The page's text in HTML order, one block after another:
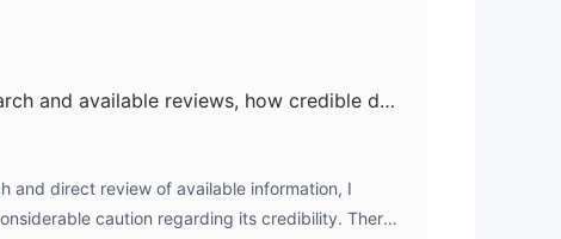
Considering your research and available reviews, how credible do you believe OpixTech is?
and direct review of available information, I
caution regarding its credibility. There